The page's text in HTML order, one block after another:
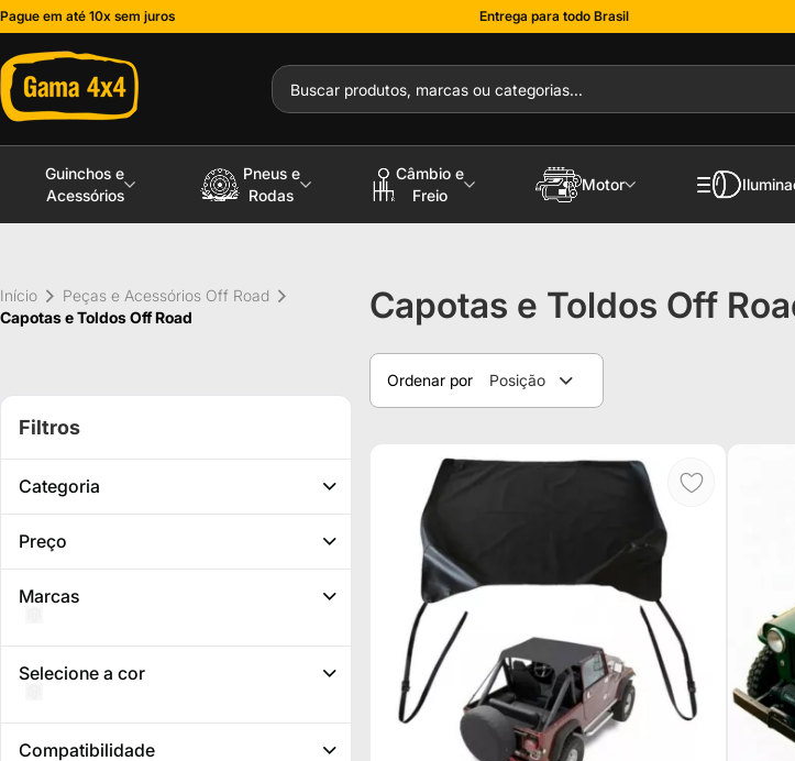
Pague em até 10x sem juros Entrega para todo Brasil
Guinchos e
Acessórios
Pneus e
Rodas
Câmbio e
Freio
Motor
Capotas e Toldos Off
Ordenar por Posição
Início
Peças e Acessórios Off Road
Capotas e Toldos Off Road
Filtros
Categoria
Preço
Marcas
Selecione a cor
Compatibilidade